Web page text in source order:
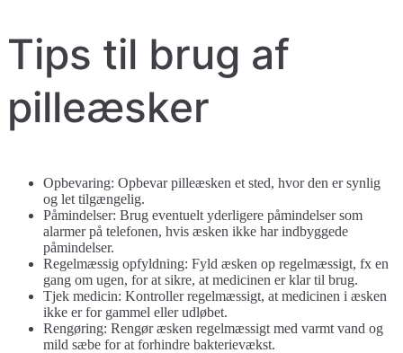
Tips til brug af
pilleæsker
Opbevaring: Opbevar pilleæsken et sted, hvor den er synlig
og let tilgængelig.
Påmindelser: Brug eventuelt yderligere påmindelser som
alarmer på telefonen, hvis æsken ikke har indbyggede
påmindelser.
Regelmæssig opfyldning: Fyld æsken op regelmæssigt, fx en
gang om ugen, for at sikre, at medicinen er klar til brug.
Tjek medicin: Kontroller regelmæssigt, at medicinen i æsken
ikke er for gammel eller udløbet.
Rengøring: Rengør æsken regelmæssigt med varmt vand og
mild sæbe for at forhindre bakterievækst.